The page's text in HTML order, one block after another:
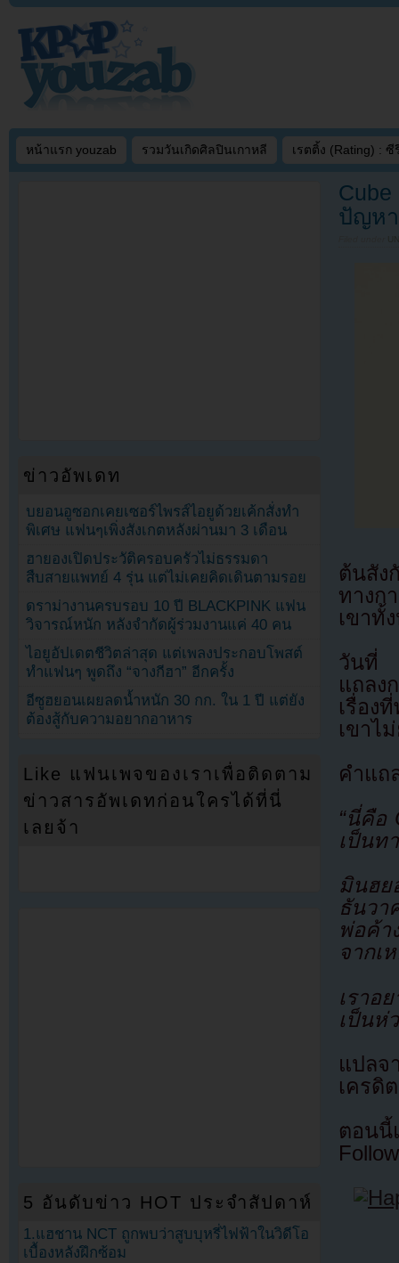
หน้าแรก youzab รวมวันเกิดศิลปินเกาหลี เรตติ้ง (Rating) : ซี
ปัญห
ต้นสัง
ทางก
เขาทั้
วันที่
แถลง
เรื่อง
เขาไ
คำแถ
“นี่คือ
เป็นท
มินฮย
ธันว
พ่อค้า
จากเ
เราอ
เป็นห่
แปล
เครดิ
ตอนนี้
ข่าวอัพเดท
บยอนอูซอกเคยเซอร์ไพรส์ไอยูด้วยเค้กสั่งทำ
พิเศษ แฟนๆเพิ่งสังเกตหลังผ่านมา 3 เดือน
ฮายองเปิดประวัติครอบครัวไม่ธรรมดา
สืบสายแพทย์ 4 รุ่น แต่ไม่เคยคิดเดินตามรอย
ดราม่างานครบรอบ 10 ปี BLACKPINK แฟน
วิจารณ์หนัก หลังจำกัดผู้ร่วมงานแค่ 40 คน
ไอยูอัปเดตชีวิตล่าสุด แต่เพลงประกอบโพสต์
ทำแฟนๆ พูดถึง “จางกีฮา” อีกครั้ง
อีซูฮยอนเผยลดน้ำหนัก 30 กก. ใน 1 ปี แต่ยัง
ต้องสู้กับความอยากอาหาร
Like แฟนเพจของเราเพื่อติดตาม
ข่าวสารอัพเดทก่อนใครได้ที่นี่
เลยจ้า
5 อันดับข่าว HOT ประจำสัปดาห์
1.แฮชาน NCT ถูกพบว่าสูบบุหรี่ไฟฟ้าในวิดีโอ
เบื้องหลังฝึกซ้อม